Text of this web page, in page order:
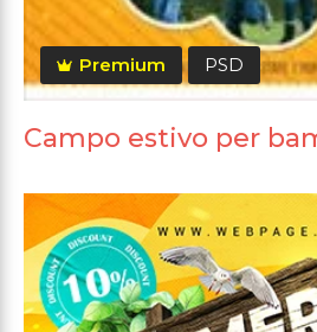
Premium PSD
Campo estivo per